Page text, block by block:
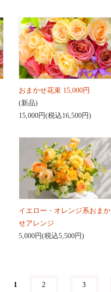
おまかせ花束 15,000円
(新品)
15,000円(税込16,500円)
イエロー・オレンジ系おまか
せアレンジ
5,000円(税込5,500円)
1 2 3